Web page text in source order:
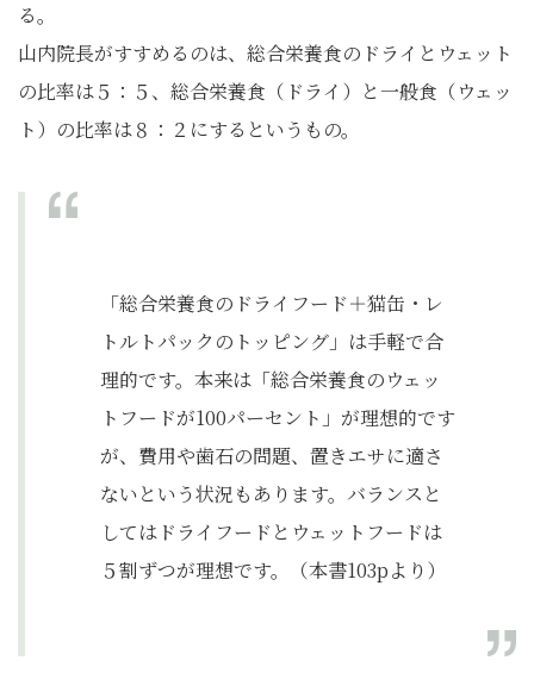
る。
山内院長がすすめるのは、総合栄養食のドライとウェット
の比率は５：５、総合栄養食（ドライ）と一般食（ウェッ
ト）の比率は８：２にするというもの。
「総合栄養食のドライフード＋猫缶・レ
トルトパックのトッピング」は手軽で合
理的です。本来は「総合栄養食のウェッ
トフードが100パーセント」が理想的です
が、費用や歯石の問題、置きエサに適さ
ないという状況もあります。バランスと
してはドライフードとウェットフードは
５割ずつが理想です。（本書103pより）